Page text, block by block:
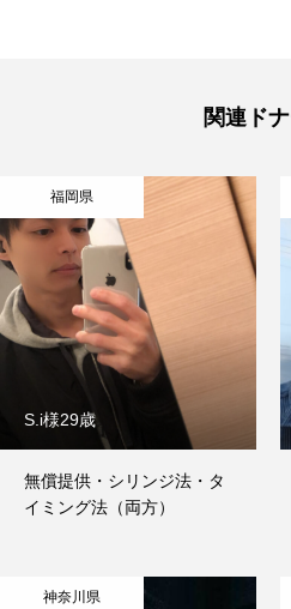
関連ド
福岡県
S.i様29歳
無償提供・シリンジ法・タ
イミング法（両方）
神奈川県